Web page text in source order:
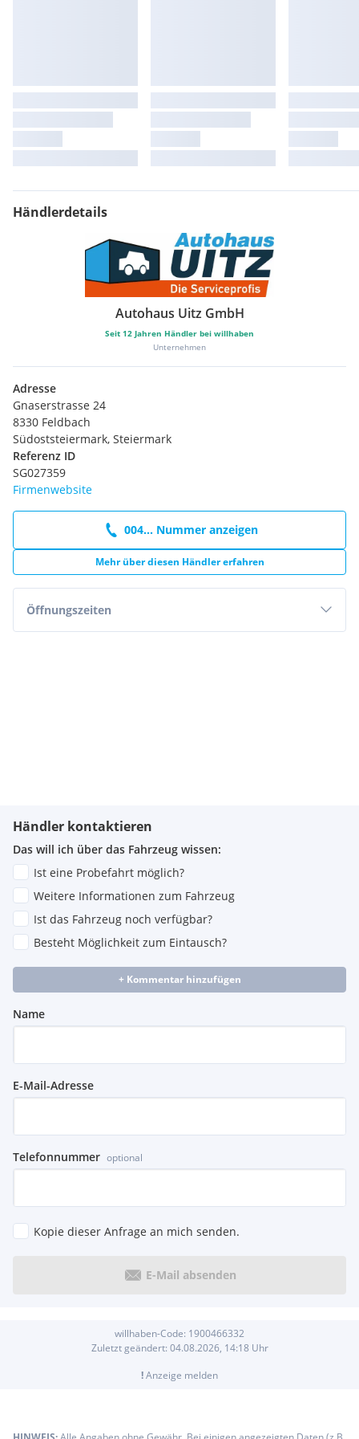
Händlerdetails
Autohaus Uitz GmbH
Seit 12 Jahren Händler bei willhaben
Unternehmen
Adresse
Gnaserstrasse 24
8330 Feldbach
Südoststeiermark, Steiermark
Referenz ID
SG027359
Firmenwebsite
004... Nummer anzeigen
Mehr über diesen Händler erfahren
Öffnungszeiten
Händler kontaktieren
Das will ich über das Fahrzeug wissen:
Ist eine Probefahrt möglich?
Weitere Informationen zum Fahrzeug
Ist das Fahrzeug noch verfügbar?
Besteht Möglichkeit zum Eintausch?
+ Kommentar hinzufügen
Name
E-Mail-Adresse
Telefonnummer optional
Kopie dieser Anfrage an mich senden.
E-Mail absenden
willhaben-Code: 1900466332
Zuletzt geändert: 04.08.2026, 14:18 Uhr
!Anzeige melden